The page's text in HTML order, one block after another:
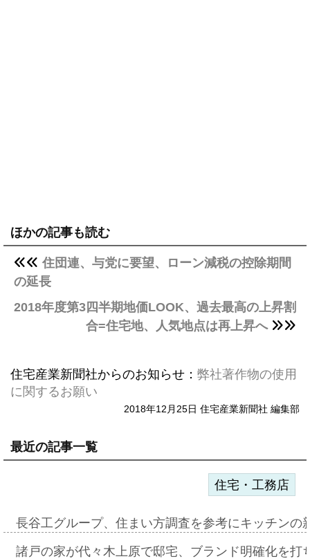
ほかの記事も読む
住団連、与党に要望、ローン減税の控除期間
の延長
2018年度第3四半期地価LOOK、過去最高の上昇割
合=住宅地、人気地点は再上昇へ
住宅産業新聞社からのお知らせ： 弊社著作物の使用
に関するお願い
2018年12月25日 住宅産業新聞社 編集部
最近の記事一覧
住宅・工務店
長谷工グループ、住まい方調査を参考にキッチン
諸戸の家が代々木上原で邸宅、ブランド明確化を